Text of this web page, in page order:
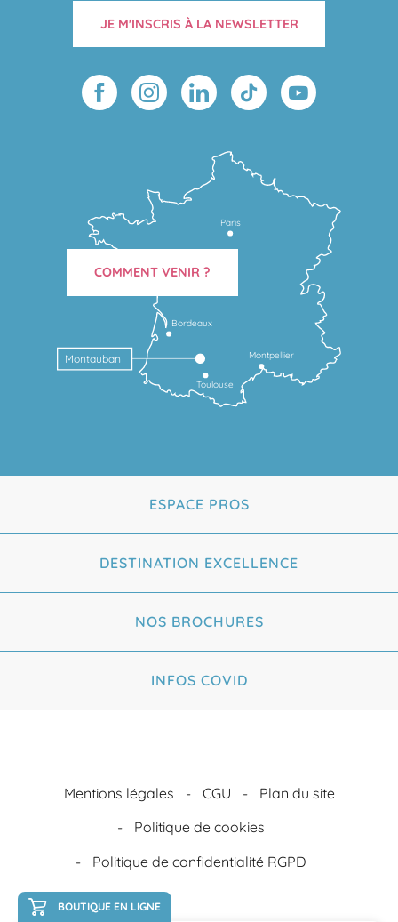
BOUTIQUE EN LIGNE
JE M'INSCRIS À LA NEWSLETTER
Toulouse
Montpellier
Bordeaux
Montauban
Paris
COMMENT VENIR ?
ESPACE PROS
DESTINATION EXCELLENCE
NOS BROCHURES
INFOS COVID
Mentions légales CGU
Plan du site
Politique de cookies
Politique de confidentialité RGPD